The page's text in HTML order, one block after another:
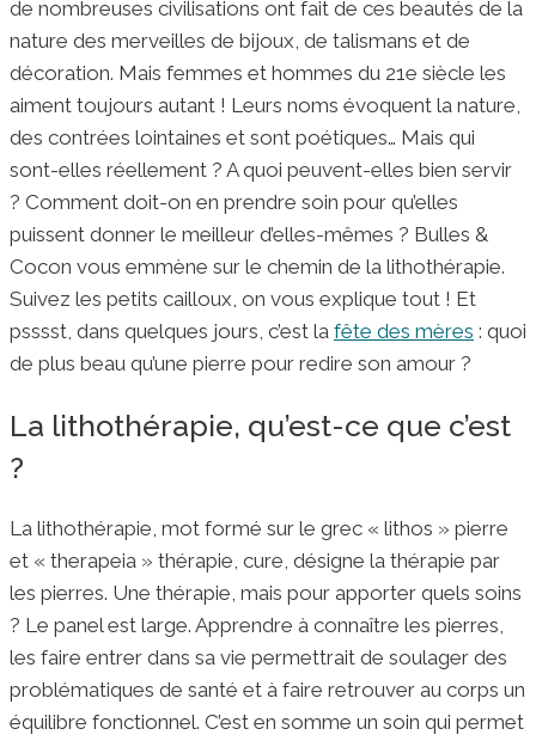
de nombreuses civilisations ont fait de ces beautés de la
nature des merveilles de bijoux, de talismans et de
décoration. Mais femmes et hommes du 21e siècle les
aiment toujours autant ! Leurs noms évoquent la nature,
des contrées lointaines et sont poétiques… Mais qui
sont-elles réellement ? A quoi peuvent-elles bien servir
? Comment doit-on en prendre soin pour qu’elles
puissent donner le meilleur d’elles-mêmes ? Bulles &
Cocon vous emmène sur le chemin de la lithothérapie.
Suivez les petits cailloux, on vous explique tout ! Et
psssst, dans quelques jours, c’est la fête des mères : quoi
de plus beau qu’une pierre pour redire son amour ?
La lithothérapie, qu’est-ce que c’est
?
La lithothérapie, mot formé sur le grec « lithos » pierre
et « therapeia » thérapie, cure, désigne la thérapie par
les pierres. Une thérapie, mais pour apporter quels soins
? Le panel est large. Apprendre à connaître les pierres,
les faire entrer dans sa vie permettrait de soulager des
problématiques de santé et à faire retrouver au corps un
équilibre fonctionnel. C’est en somme un soin qui permet